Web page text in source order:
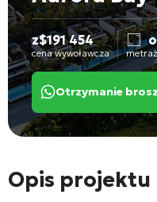
z$191 454
cena wywoławcza metraż
Otrzymanie
Opis projektu